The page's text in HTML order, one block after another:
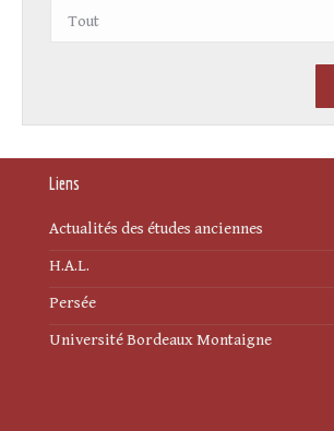
Liens
Actualités des études anciennes
H.A.L.
Persée
Université Bordeaux Montaigne